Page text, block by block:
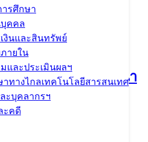
ารศึกษา
คคล
งินและสินทรัพย์
ายใน
และประเมินผลฯ
าทางไกลเทคโนโลยีสารสนเทศ
ะบุคลากรฯ
ะคดี
มิน ITA ไปสู่การพัฒนา